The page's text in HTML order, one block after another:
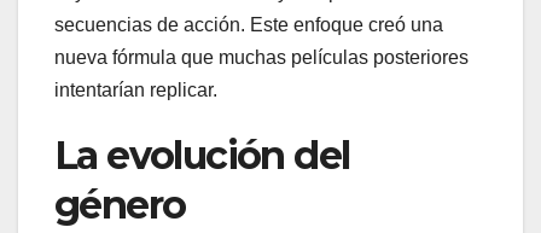
secuencias de acción. Este enfoque creó una
nueva fórmula que muchas películas posteriores
intentarían replicar.
La evolución del
género